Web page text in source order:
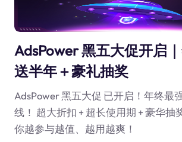
AdsPower 黑五大促开启
送半年＋豪礼抽奖
AdsPower 黑五大促 已开启！年终最
线！ 超大折扣 + 超长使用期 + 豪华抽
你越参与越值、越用越爽！